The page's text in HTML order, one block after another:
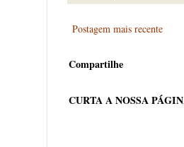
Postagem mais recente
Compartilhe
CURTA A NOSSA